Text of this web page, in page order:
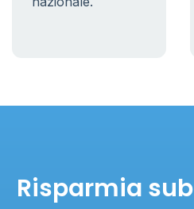
Risparmia